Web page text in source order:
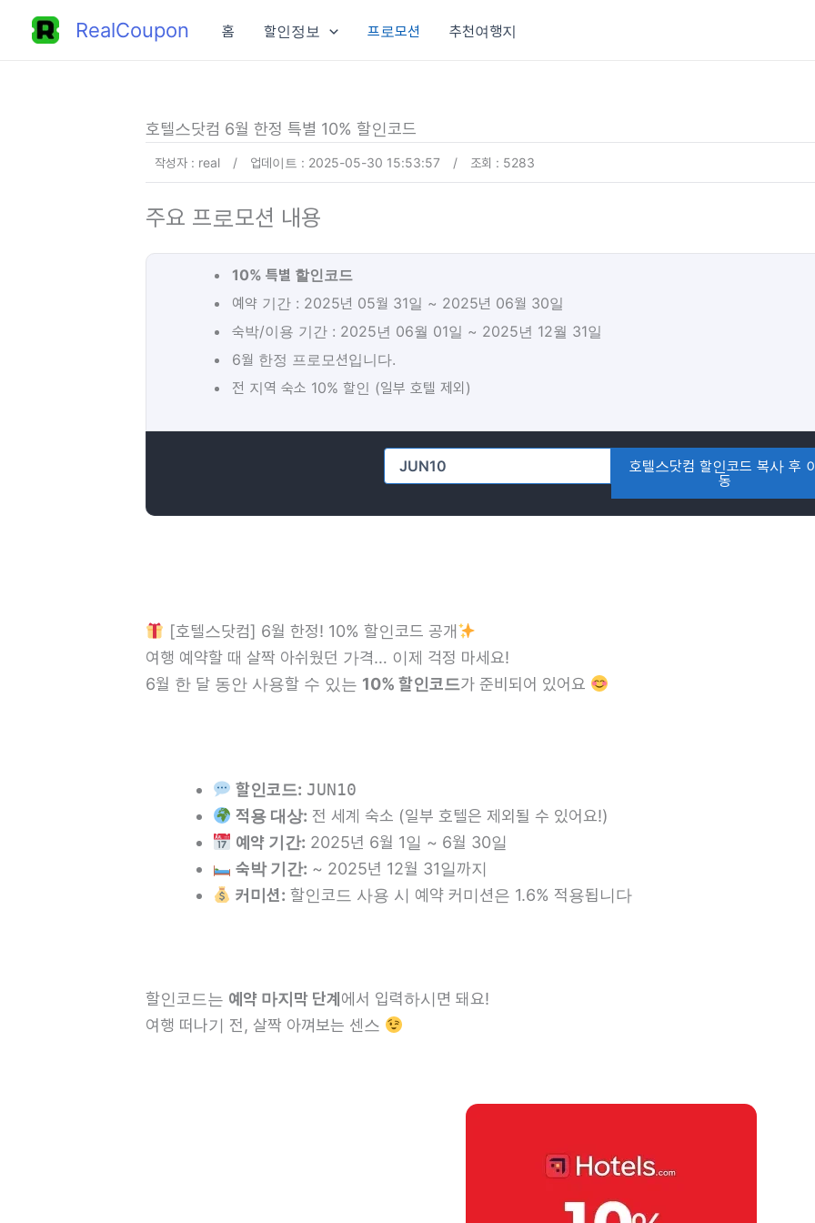
RealCoupon 홈 할인정보 프로모션 추천여행지
호텔스닷컴 6월 한정 특별 10% 할인코드
작성자 : real / 업데이트 : 2025-05-30 15:53:57 / 조회 : 5283
주요 프로모션 내용
10% 특별 할인코드
예약 기간 : 2025년 05월 31일 ~ 2025년 06월 30일
숙박/이용 기간 : 2025년 06월 01일 ~ 2025년 12월 31일
6월 한정 프로모션입니다.
전 지역 숙소 10% 할인 (일부 호텔 제외)
호텔스닷컴 할인코드 복사 후
동
[호텔스닷컴] 6월 한정! 10% 할인코드 공개
여행 예약할 때 살짝 아쉬웠던 가격… 이제 걱정 마세요!
6월 한 달 동안 사용할 수 있는 10% 할인코드가 준비되어 있어요
할인코드: JUN10
적용 대상: 전 세계 숙소 (일부 호텔은 제외될 수 있어요!)
예약 기간: 2025년 6월 1일 ~ 6월 30일
숙박 기간: ~ 2025년 12월 31일까지
커미션: 할인코드 사용 시 예약 커미션은 1.6% 적용됩니다
할인코드는 예약 마지막 단계에서 입력하시면 돼요!
여행 떠나기 전, 살짝 아껴보는 센스